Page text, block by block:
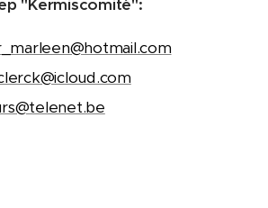
"Kermiscomité":